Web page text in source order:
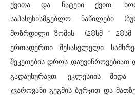
ქვითა და ნატეხი ქვით,
საპასუხისმგებლო ნაწილები
მოზრდილი ზომის (28სმ * 28სმ
ერთადერთი შესასვლელი
შეკეთების დროს
გადაუხურავთ. ეკლესიის
ჯვაროვანი გეგმის ბურჯით და